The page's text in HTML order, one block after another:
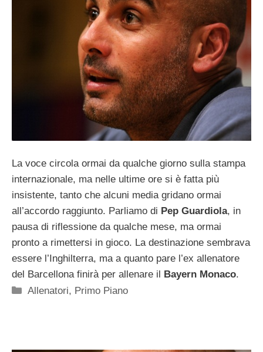
La voce circola ormai da qualche giorno sulla stampa
internazionale, ma nelle ultime ore si è fatta più
insistente, tanto che alcuni media gridano ormai
all’accordo raggiunto. Parliamo di Pep Guardiola, in
pausa di riflessione da qualche mese, ma ormai
pronto a rimettersi in gioco. La destinazione sembrava
essere l’Inghilterra, ma a quanto pare l’ex allenatore
del Barcellona finirà per allenare il Bayern Monaco.
Categorie
Allenatori, Primo Piano